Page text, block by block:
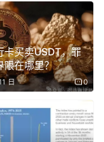
计，2025年加密
同比增长超过7
照，不买技术。
品牌照。Kraken
卡买卖USDT，罪
限在哪里？
日 0